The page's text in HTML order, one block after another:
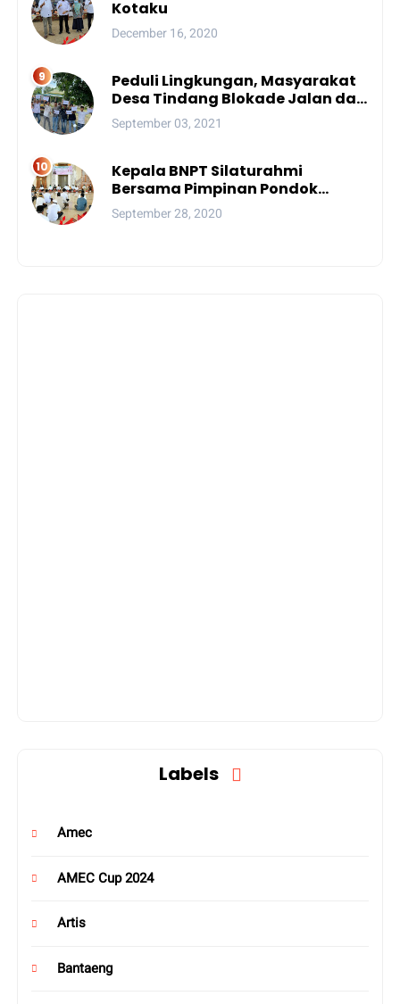
Kotaku
December 16, 2020
Peduli Lingkungan, Masyarakat
Desa Tindang Blokade Jalan dan
Lokasi Tambang
September 03, 2021
Kepala BNPT Silaturahmi
Bersama Pimpinan Pondok
Pesantren Se-Sulsel
September 28, 2020
Labels
Amec
AMEC Cup 2024
Artis
Bantaeng